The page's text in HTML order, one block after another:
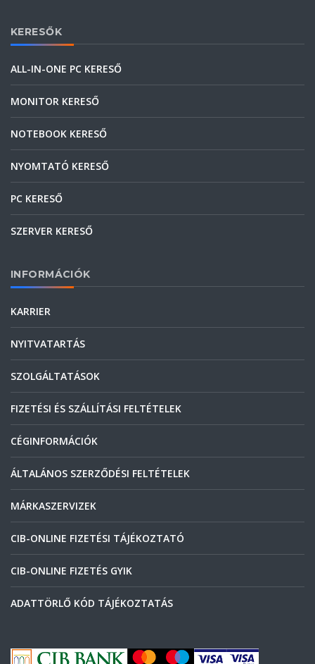
KERESŐK
ALL-IN-ONE PC KERESŐ
MONITOR KERESŐ
NOTEBOOK KERESŐ
NYOMTATÓ KERESŐ
PC KERESŐ
SZERVER KERESŐ
INFORMÁCIÓK
KARRIER
NYITVATARTÁS
SZOLGÁLTATÁSOK
FIZETÉSI ÉS SZÁLLÍTÁSI FELTÉTELEK
CÉGINFORMÁCIÓK
ÁLTALÁNOS SZERZŐDÉSI FELTÉTELEK
MÁRKASZERVIZEK
CIB-ONLINE FIZETÉSI TÁJÉKOZTATÓ
CIB-ONLINE FIZETÉS GYIK
ADATTÖRLŐ KÓD TÁJÉKOZTATÁS